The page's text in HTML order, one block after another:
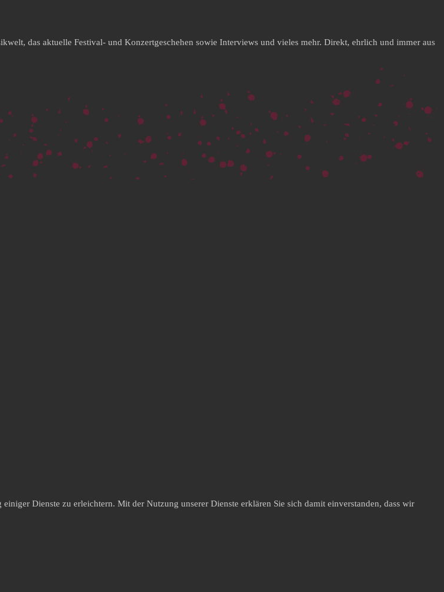
das aktuelle Festival- und Konzertgeschehen sowie Interviews und vieles mehr. Direkt, ehrlich und immer aus
Dienste zu erleichtern. Mit der Nutzung unserer Dienste erklären Sie sich damit einverstanden, dass wir